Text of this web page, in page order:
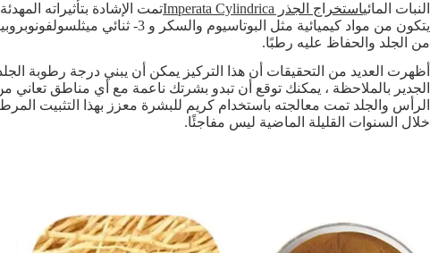
النبات المائياستخراج الجذر Imperata Cylindrica
تمت الإشادة بتأثيراته
يتكون من مواد كيميائية مثل
من الجلد والحفاظ عليه رطبًا.
الجدير بالملاحظة ، يمكنك توقع أن تبدو بشرتك ناعمة مع أي مناطق
الرأس والجلد تمت معالجته باستخدام كريم للبشرة معزز بهذا التثبيت
خلال السنوات القليلة الماضية ليس مفاجئًا.